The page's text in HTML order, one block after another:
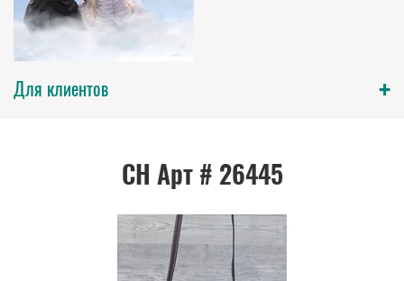
Для клиентов +
СН Арт # 26445